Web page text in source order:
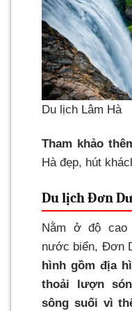
Du lịch Lâm Hà
Tham khảo
Hà đẹp, hút
Du lịch Đơn
Nằm ở độ
nước biển, Đơn
hình gồm địa
thoải lượn
sông suối vì